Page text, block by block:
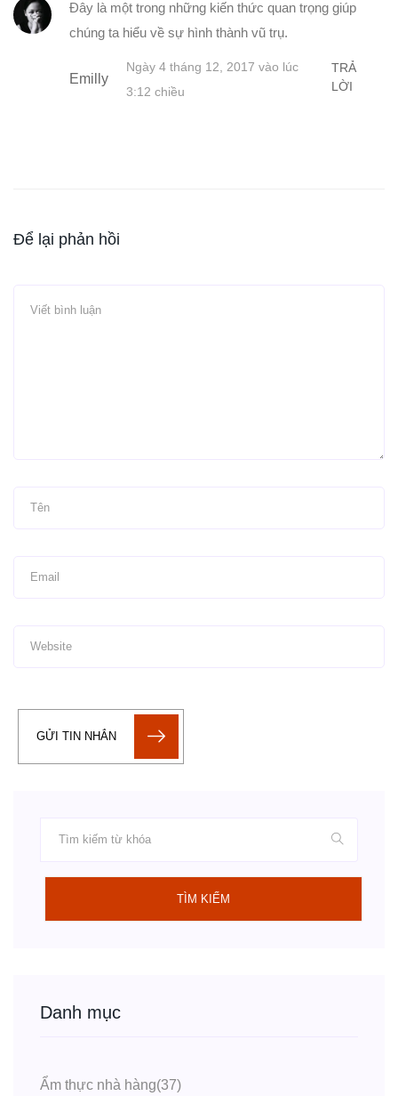
Đây là một trong những kiến thức quan trọng giúp
chúng ta hiểu về sự hình thành vũ trụ.
Emilly
Ngày 4 tháng 12, 2017 vào lúc
3:12 chiều
TRẢ
LỜI
Để lại phản hồi
GỬI TIN NHẮN
TÌM KIẾM
Danh mục
Ẩm thực nhà hàng(37)